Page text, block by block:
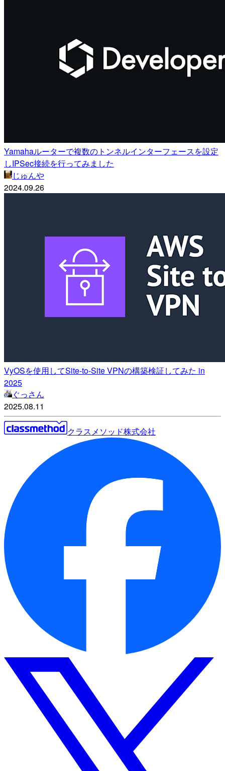
Yamahaルーターで複数のトンネルインターフェースを設定
しIPSec接続を行ってみました
じゅんや
2024.09.26
VyOSを使用してSite-to-Site VPNの構築検証してみた in
2025
ぐっさん
2025.08.11
クラスメソッド株式会社